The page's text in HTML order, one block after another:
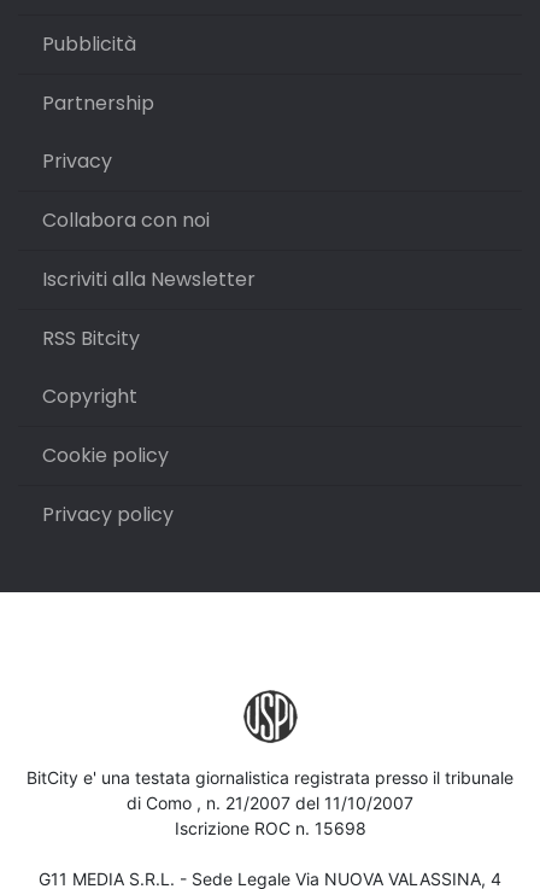
Pubblicità
Partnership
Privacy
Collabora con noi
Iscriviti alla Newsletter
RSS Bitcity
Copyright
Cookie policy
Privacy policy
BitCity e' una testata giornalistica registrata presso il tribunale
di Como , n. 21/2007 del 11/10/2007
Iscrizione ROC n. 15698
G11 MEDIA S.R.L. - Sede Legale Via NUOVA VALASSINA, 4